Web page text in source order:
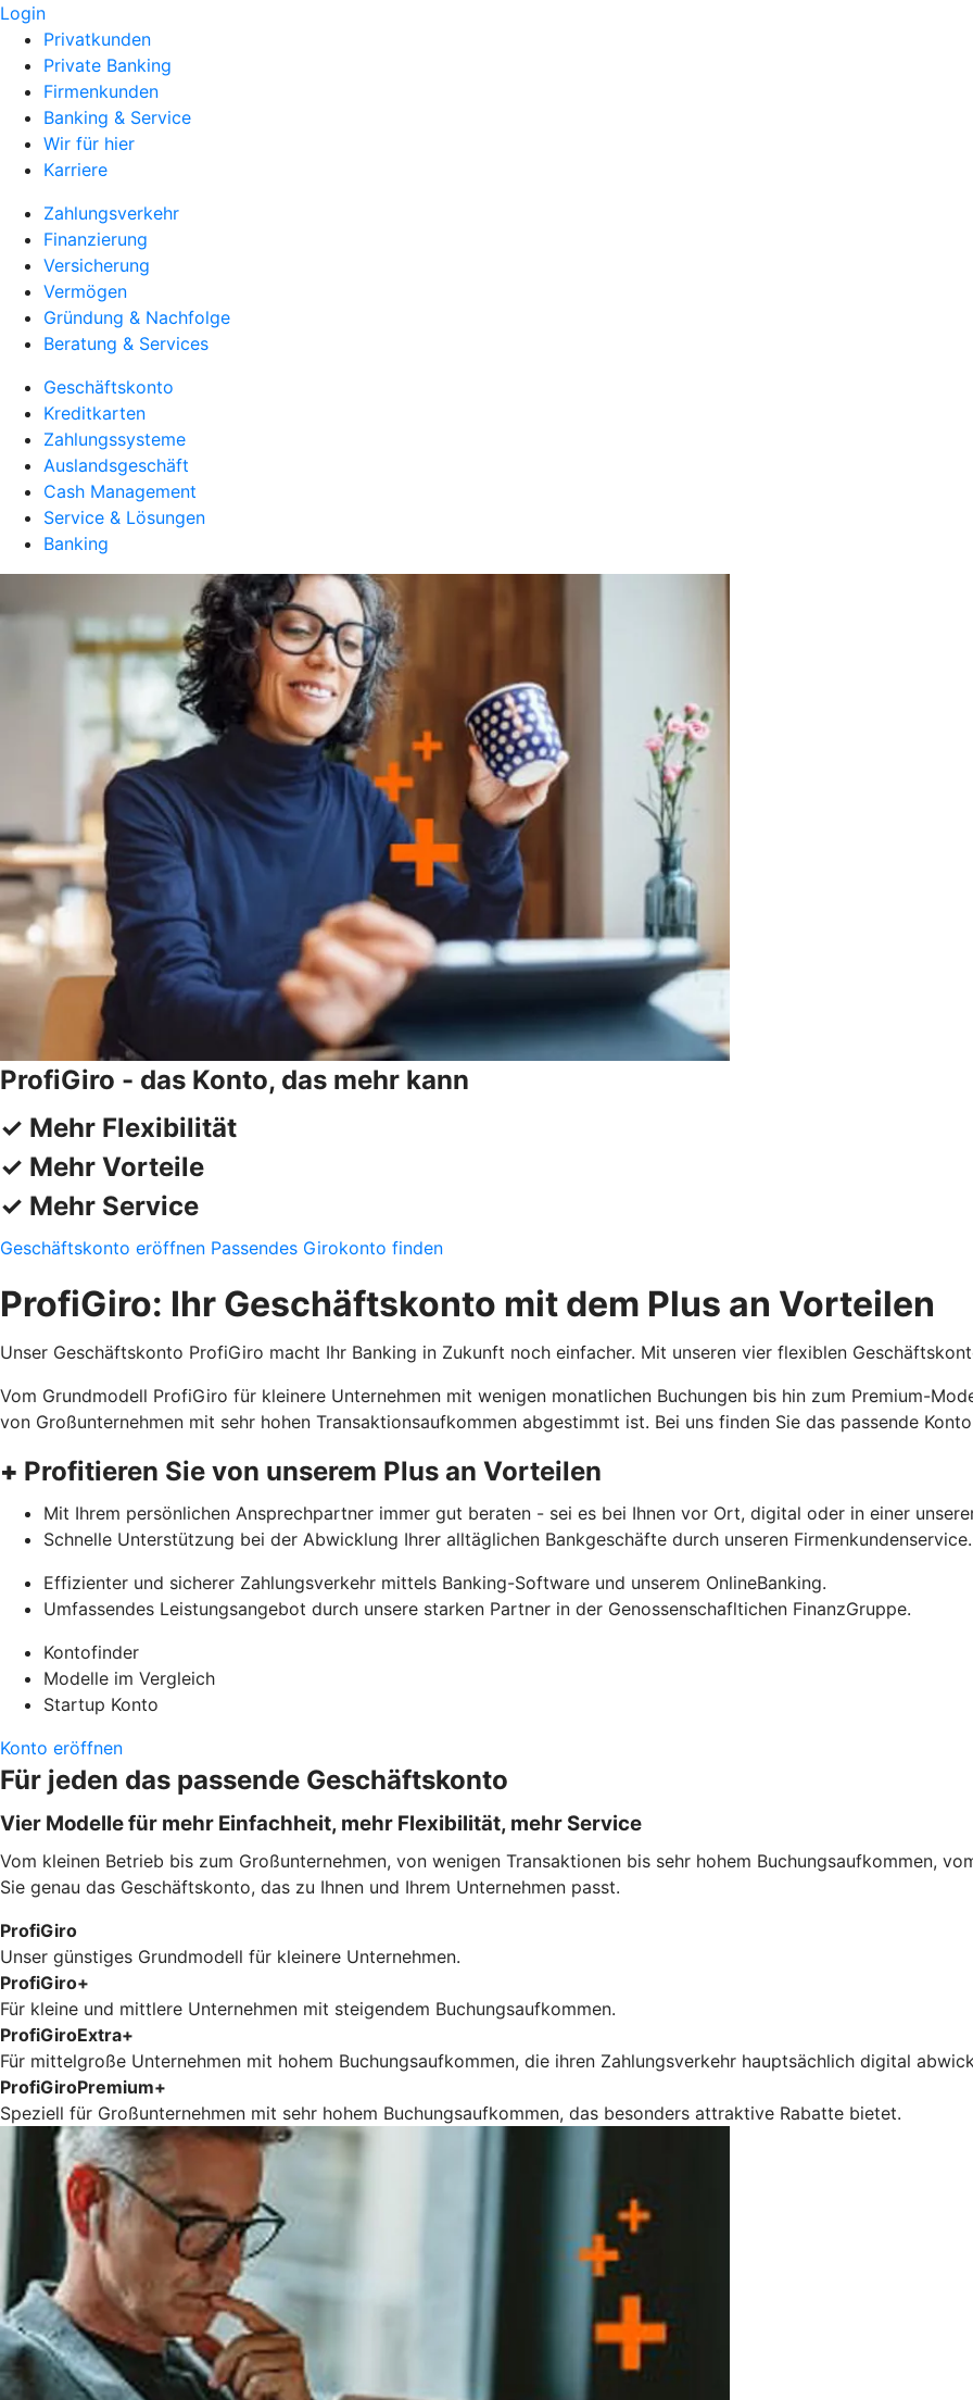
Login
Privatkunden
Private Banking
Firmenkunden
Banking & Service
Wir für hier
Karriere
Zahlungsverkehr
Finanzierung
Versicherung
Vermögen
Gründung & Nachfolge
Beratung & Services
Geschäftskonto
Kreditkarten
Zahlungssysteme
Auslandsgeschäft
Cash Management
Service & Lösungen
Banking
ProfiGiro - das Konto, das mehr kann
✓ Mehr Flexibilität
✓ Mehr Vorteile
✓ Mehr Service
Geschäftskonto eröffnen Passendes Girokonto finden
ProfiGiro: Ihr Geschäftskonto mit dem Plus an Vorteilen
Unser Geschäftskonto ProfiGiro macht Ihr Banking in Zukunft noch einfacher. Mit unseren vier flexiblen
Vom Grundmodell ProfiGiro für kleinere Unternehmen mit wenigen monatlichen Buchungen bis hin zum Premium-
von Großunternehmen mit sehr hohen Transaktionsaufkommen abgestimmt ist. Bei uns finden Sie das passende
+ Profitieren Sie von unserem Plus an Vorteilen
Mit Ihrem persönlichen Ansprechpartner immer gut beraten - sei es bei Ihnen vor Ort, digital oder in einer
Schnelle Unterstützung bei der Abwicklung Ihrer alltäglichen Bankgeschäfte durch unseren Firmenkundenservice.
Effizienter und sicherer Zahlungsverkehr mittels Banking-Software und unserem OnlineBanking.
Umfassendes Leistungsangebot durch unsere starken Partner in der Genossenschafltichen FinanzGruppe.
Kontofinder
Modelle im Vergleich
Startup Konto
Konto eröffnen
Für jeden das passende Geschäftskonto
Vier Modelle für mehr Einfachheit, mehr Flexibilität, mehr Service
Vom kleinen Betrieb bis zum Großunternehmen, von wenigen Transaktionen bis sehr hohem Buchungsaufkommen,
Sie genau das Geschäftskonto, das zu Ihnen und Ihrem Unternehmen passt.
ProfiGiro
Unser günstiges Grundmodell für kleinere Unternehmen.
ProfiGiro+
Für kleine und mittlere Unternehmen mit steigendem Buchungsaufkommen.
ProfiGiroExtra+
Für mittelgroße Unternehmen mit hohem Buchungsaufkommen, die ihren Zahlungsverkehr hauptsächlich digital
ProfiGiroPremium+
Speziell für Großunternehmen mit sehr hohem Buchungsaufkommen, das besonders attraktive Rabatte bietet.